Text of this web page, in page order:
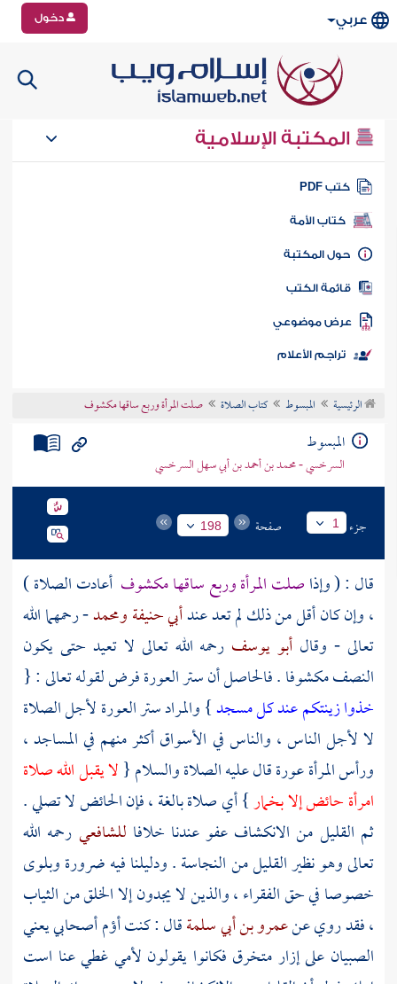
عربي دخول
المكتبة الإسلامية
كتب PDF
كتاب الأمة
المكتبة
الكتب
موضوعي
تراجم الأعلام
الرئيسية المبسوط كتاب الصلاة صلت المرأة وربع ساقها مكشوف
المبسوط
السرخسي - محمد بن أحمد بن أبي سهل السرخسي
جزء 1 صفحة 198
قال : ( وإذاصلت المرأة وربع ساقها مكشوف أعادت الصلاة )
، وإن كان أقل من ذلك لم تعد عندأبي حنيفةومحمد- رحمهما الله
تعالى - وقال أبو يوسف رحمه الله تعالى لا تعيد حتى يكون
النصف مكشوفا . فالحاصل أن ستر العورة فرض لقوله تعالى : {
خذوا زينتكم عند كل مسجد} والمراد ستر العورة لأجل الصلاة
لا لأجل الناس ، والناس في الأسواق أكثر منهم في المساجد ،
ورأس المرأة عورة قال عليه الصلاة والسلام {لا يقبل الله صلاة
امرأة حائض إلا بخمار} أي صلاة بالغة ، فإن الحائض لا تصلي .
ثم القليل من الانكشاف عفو عندنا خلافا للشافعي رحمه الله
تعالى وهو نظير القليل من النجاسة . ودليلنا فيه ضرورة وبلوى
خصوصا في حق الفقراء ، والذين لا يجدون إلا الخلق من الثياب
، فقد روي عنعمرو بن أبي سلمةقال : كنت أؤم أصحابي يعني
الصبيان على إزار متخرق فكانوا يقولون لأمي غطي عنا است